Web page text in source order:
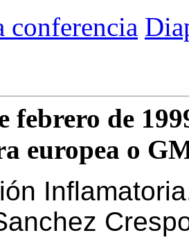
conferencia
febrero de
europea o